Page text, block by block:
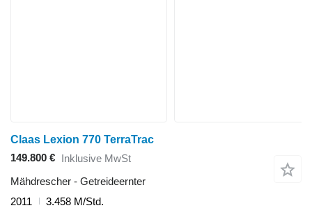
Claas Lexion 770 TerraTrac
149.800 € Inklusive MwSt
Mähdrescher - Getreideernter
2011
3.458 M/Std.